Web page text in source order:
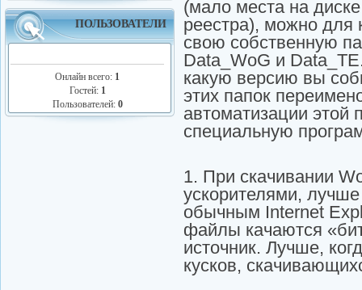
ПОЛЬЗОВАТЕЛИ
Онлайн всего: 1
Гостей: 1
Пользователей: 0
(мало места на
реестра), можно для
свою собственную
Data_WoG и
какую версию вы
этих папок
автоматизации этой
специальную
1. При скачивании
ускорителями,
обычным Internet
файлы качаются
источник. Лучше,
кусков,